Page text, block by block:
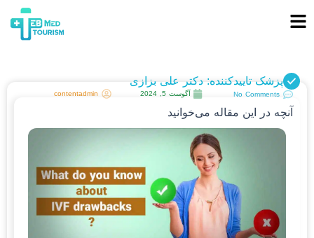
پزشک تاییدکننده: دکتر علی بزازی
No Comments آگوست 5, 2024 contentadmin
آنچه در این مقاله می‌خوانید